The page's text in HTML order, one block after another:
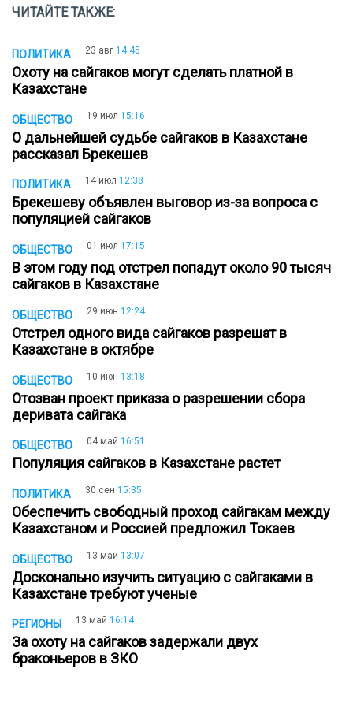
ЧИТАЙТЕ ТАКЖЕ:
ПОЛИТИКА 23 авг 14:45
Охоту на сайгаков могут сделать платной в
Казахстане
ОБЩЕСТВО 19 июл 15:16
О дальнейшей судьбе сайгаков в Казахстане
рассказал Брекешев
ПОЛИТИКА 14 июл 12:38
Брекешеву объявлен выговор из-за вопроса с
популяцией сайгаков
ОБЩЕСТВО 01 июл 17:15
В этом году под отстрел попадут около 90 тысяч
сайгаков в Казахстане
ОБЩЕСТВО 29 июн 12:24
Отстрел одного вида сайгаков разрешат в
Казахстане в октябре
ОБЩЕСТВО 10 июн 13:18
Отозван проект приказа о разрешении сбора
деривата сайгака
ОБЩЕСТВО 04 май 16:51
Популяция сайгаков в Казахстане растет
ПОЛИТИКА 30 сен 15:35
Обеспечить свободный проход сайгакам между
Казахстаном и Россией предложил Токаев
ОБЩЕСТВО 13 май 13:07
Досконально изучить ситуацию с сайгаками в
Казахстане требуют ученые
РЕГИОНЫ 13 май 16:14
За охоту на сайгаков задержали двух
браконьеров в ЗКО